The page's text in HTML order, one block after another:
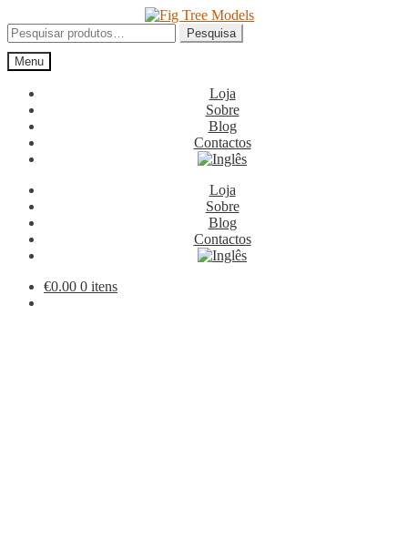
para
a
navegação
para
o
conteúdo
Pesquisar
por:
Pesquisa
Menu
Loja
Sobre
Blog
Contactos
Loja
Sobre
Blog
Contactos
€0.00 0 itens